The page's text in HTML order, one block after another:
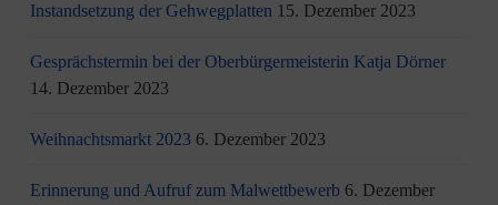
Instandsetzung der Gehwegplatten 15. Dezember 2023
Gesprächstermin bei der Oberbürgermeisterin Katja Dörner
14. Dezember 2023
Weihnachtsmarkt 2023 6. Dezember 2023
Erinnerung und Aufruf zum Malwettbewerb 6. Dezember